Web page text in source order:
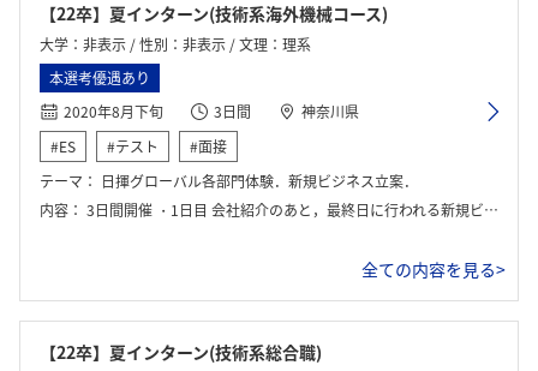
【22卒】夏インターン(技術系海外機械コース)
大学：非表示 / 性別：非表示 / 文理：理系
本選考優遇あり
2020年8月下旬
3日間
神奈川県
#ES
#テスト
#面接
テーマ： 日揮グローバル各部門体験．新規ビジネス立案．
内容： 3日間開催 ・1日目 会社紹介のあと，最終日に行われる新規ビジネス立案コンテストの説明，ワーク．その後部門紹介． ・2日目 前日に引き続き部門紹介と簡単な業務体感． ・3日目 新規ビジネス立案コンテスト発表． その後マネージャー，役員から講評．
全ての内容を見る>
【22卒】夏インターン(技術系総合職)